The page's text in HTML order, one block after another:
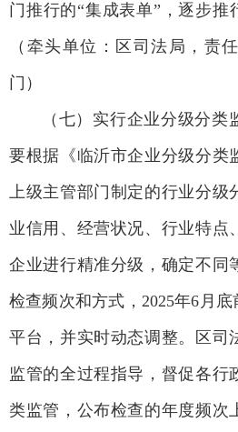
门推行的“集成表单”，逐步推
（牵头单位：区司法局，责
门）
（七）实行企业分级分
要根据《临沂市企业分级分类
上级主管部门制定的行业分级
业信用、经营状况、行业特点
企业进行精准分级，确定不同
检查频次和方式，2025年6月
平台，并实时动态调整。区司
监管的全过程指导，督促各行
类监管，公布检查的年度频次